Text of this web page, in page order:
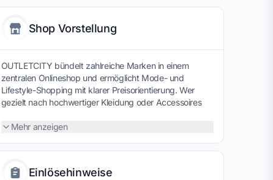
Shop Vorstellung
OUTLETCITY bündelt zahlreiche Marken in einem
zentralen Onlineshop und ermöglicht Mode- und
Lifestyle-Shopping mit klarer Preisorientierung. Wer
gezielt nach hochwertiger Kleidung oder Accessoires
entspannter einkaufen und Markenqualität bewusster
Stil zu verzichten.
Mehr anzeigen
Einlösehinweise